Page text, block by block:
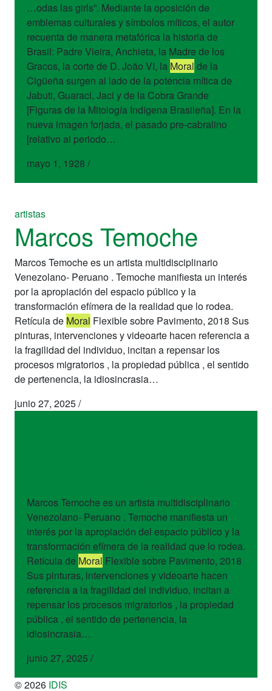
…odas las girls”. Mediante la oposición de
emblemas culturales y símbolos míticos, el autor
recuenta de manera metafórica la historia de
Brasil: Padre Vieira, Anchieta, la Madre de los
Gracos, la corte de D. João VI, la Moral de la
Cigüeña surgen al lado de la potencia mítica de
Jabuti, Guaraci, Jaci y de la Cobra Grande
[Figuras de la Mitología Indígena Brasileña]. En la
nueva imagen forjada, el pasado pre-cabralino
[relativo al periodo…
mayo 1, 1928 /
artistas
Marcos Temoche
Marcos Temoche es un artista multidisciplinario
Venezolano- Peruano . Temoche manifiesta un interés
por la apropiación del espacio público y la
transformación efímera de la realidad que lo rodea.
Retícula de Moral Flexible sobre Pavimento, 2018 Sus
pinturas, intervenciones y videoarte hacen referencia a
la fragilidad del individuo, incitan a repensar los
procesos migratorios , la propiedad pública , el sentido
de pertenencia, la idiosincrasia…
junio 27, 2025/
Marcos Temoche es un artista multidisciplinario
Venezolano- Peruano . Temoche manifiesta un
interés por la apropiación del espacio público y la
transformación efímera de la realidad que lo rodea.
Retícula de Moral Flexible sobre Pavimento, 2018
Sus pinturas, intervenciones y videoarte hacen
referencia a la fragilidad del individuo, incitan a
repensar los procesos migratorios , la propiedad
pública , el sentido de pertenencia, la
idiosincrasia…
junio 27, 2025 /
© 2026 IDIS